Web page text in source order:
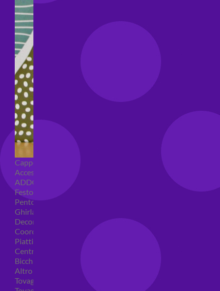
Cappellini per feste
Accessori per feste
ADDOBBI COMPLEANNO
Festoni compleanno
Pentolacce
Ghirlande decorative
Decorazioni tavola
Coordinati tavola per feste
Piatti compleanno
Centrotavola
Bicchieri feste
Altro
Tovaglioli